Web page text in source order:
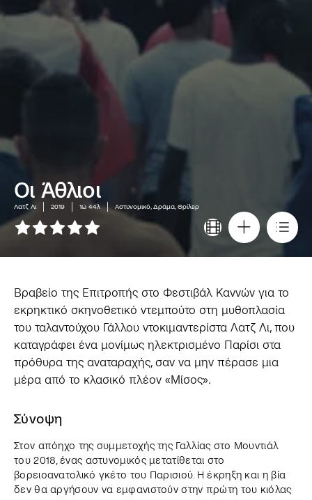
Οι Άθλιοι
Λατζ Λι 2019 1ώ 44λ Αστυνομικό, Δράμα, Θρίλερ
Βραβείο της Επιτροπής στο Φεστιβάλ Καννών για το
εκρηκτικό σκηνοθετικό ντεμπούτο στη μυθοπλασία
του ταλαντούχου Γάλλου ντοκιμαντερίστα Λατζ Λι, που
καταγράφει ένα μονίμως ηλεκτρισμένο Παρίσι στα
πρόθυρα της αναταραχής, σαν να μην πέρασε μια
μέρα από το κλασικό πλέον «Μίσος».
Σύνοψη
Στον απόηχο της συμμετοχής της Γαλλίας στο Μουντιάλ
του 2018, ένας αστυνομικός μετατίθεται στο
βορειοανατολικό γκέτο του Παρισιού. Η έκρηξη και η βία
δεν θα αργήσουν να εμφανιστούν στην πρώτη του κιόλας